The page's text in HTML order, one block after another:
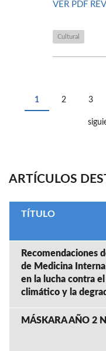
VER PDF
Cultural
PÁGINAS
1 2 3
ARTÍCULOS
TÍTULO
Recomendaciones
de Medicina
en la lucha contra
climático y la
MÁSKARA AÑO 2